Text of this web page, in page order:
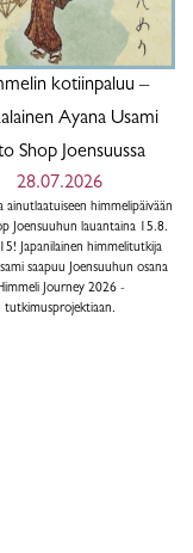
kotiinpaluu –
Ayana Usami
Shop Joensuussa
28.07.2026
ainutlaatuiseen himmelipäivään
Joensuuhun lauantaina 15.8.
Japanilainen himmelitutkija
saapuu Joensuuhun osana
Journey 2026 -
tutkimusprojektiaan.